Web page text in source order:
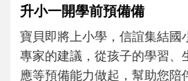
和孩子一起長大的那個男
不同模樣
沒有人天生就擅長當爸爸！
次「前所未有」的體驗中，